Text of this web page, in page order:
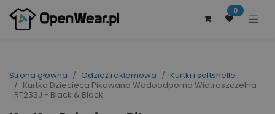
0
Strona główna Odzież reklamowa
Kurtki i softshelle
Kurtka Dziecieca Pikowana Wodoodporna Wiatroszczelna
RT233J - Black & Black